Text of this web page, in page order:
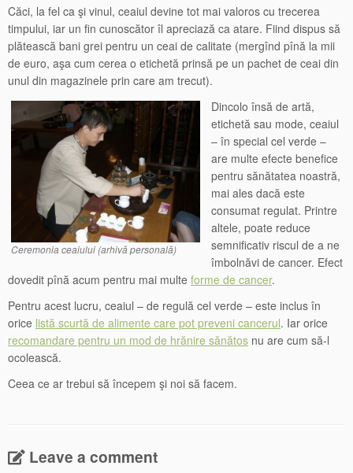
Căci, la fel ca şi vinul, ceaiul devine tot mai valoros cu trecerea
timpului, iar un fin cunoscător îl apreciază ca atare. Fiind dispus să
plătească bani grei pentru un ceai de calitate (mergînd pînă la mii
de euro, aşa cum cerea o etichetă prinsă pe un pachet de ceai din
unul din magazinele prin care am trecut).
Ceremonia ceaiului (arhivă personală)
Dincolo însă de artă,
etichetă sau mode, ceaiul
– în special cel verde –
are multe efecte benefice
pentru sănătatea noastră,
mai ales dacă este
consumat regulat. Printre
altele, poate reduce
semnificativ riscul de a ne
îmbolnăvi de cancer. Efect
dovedit pînă acum pentru mai multe forme de cancer.
Pentru acest lucru, ceaiul – de regulă cel verde – este inclus în
orice listă scurtă de alimente care pot preveni cancerul. Iar orice
recomandare pentru un mod de hrănire sănătos nu are cum să-l
ocolească.
Ceea ce ar trebui să începem şi noi să facem.
Leave a comment